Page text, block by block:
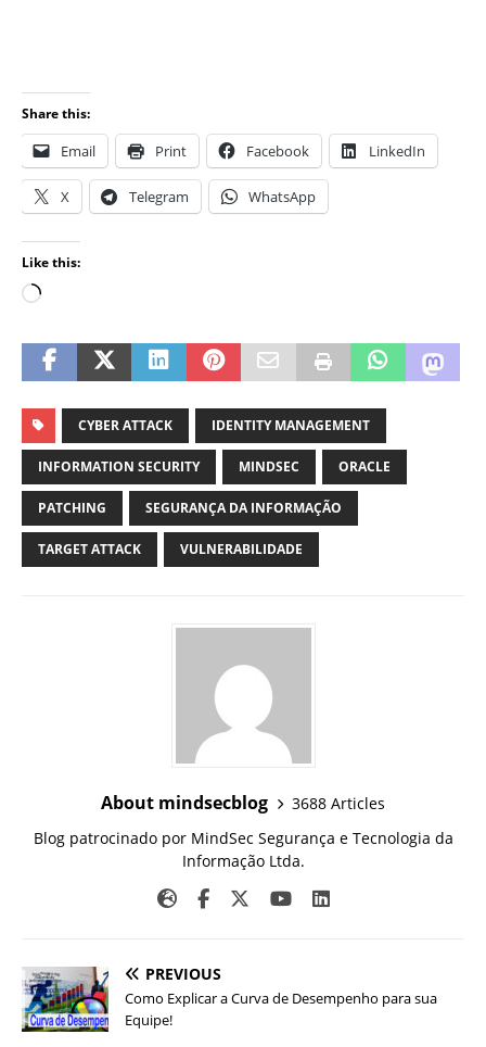
Share this:
Email Print Facebook LinkedIn
X Telegram WhatsApp
Like this:
CYBER ATTACK IDENTITY MANAGEMENT
INFORMATION SECURITY MINDSEC ORACLE
PATCHING SEGURANÇA DA INFORMAÇÃO
TARGET ATTACK VULNERABILIDADE
About mindsecblog
3688 Articles
Blog patrocinado por MindSec Segurança e Tecnologia da
Informação Ltda.
PREVIOUS
Como Explicar a Curva de Desempenho para sua
Equipe!